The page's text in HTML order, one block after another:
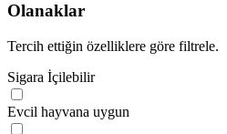
Olanaklar
Tercih ettiğin özelliklere göre filtrele.
Sigara İçilebilir
Evcil hayvana uygun